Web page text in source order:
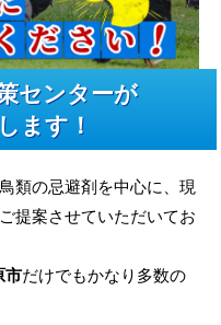
センターが
ます！
類の忌避剤を中心に、現
提案させていただいてお
市だけでもかなり多数の